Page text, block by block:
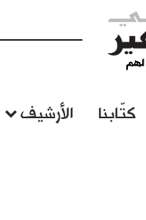
كتّابنا الأرشيف